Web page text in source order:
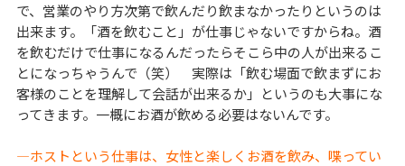
で、営業のやり方次第で飲んだり飲まなかったりというのは
出来ます。「酒を飲むこと」が仕事じゃないですからね。酒
を飲むだけで仕事になるんだったらそこら中の人が出来るこ
とになっちゃうんで（笑） 実際は「飲む場面で飲まずにお
客様のことを理解して会話が出来るか」というのも大事にな
ってきます。一概にお酒が飲める必要はないんです。
―ホストという仕事は、女性と楽しくお酒を飲み、喋ってい